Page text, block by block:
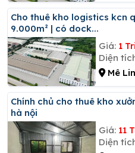
Cho thuê kho logistics kcn quang minh | 6.365m² -
9.000m² | có dock...
Giá: 1
Diện
Mê
Chính chủ cho thuê kho xưởng thượng thanh, việt hưng,
hà nội
Giá: 11
Diện